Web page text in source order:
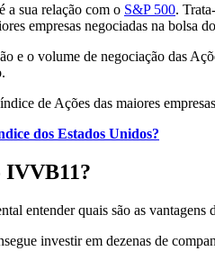
a sua relação com o S&P 500.
empresas negociadas na bolsa
e o volume de negociação das
de Ações das maiores
dos Estados Unidos?
IVVB11?
entender quais são as
investir em dezenas de